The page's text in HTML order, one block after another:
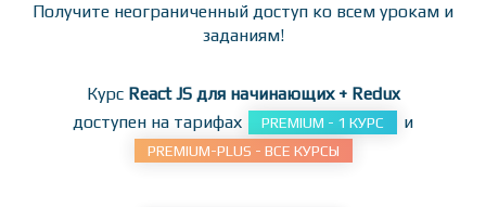
Получите неограниченный доступ ко всем урокам и
заданиям!
Курс React JS для начинающих + Redux
доступен на тарифах
PREMIUM - 1 КУРС и
PREMIUM-PLUS - ВСЕ КУРСЫ